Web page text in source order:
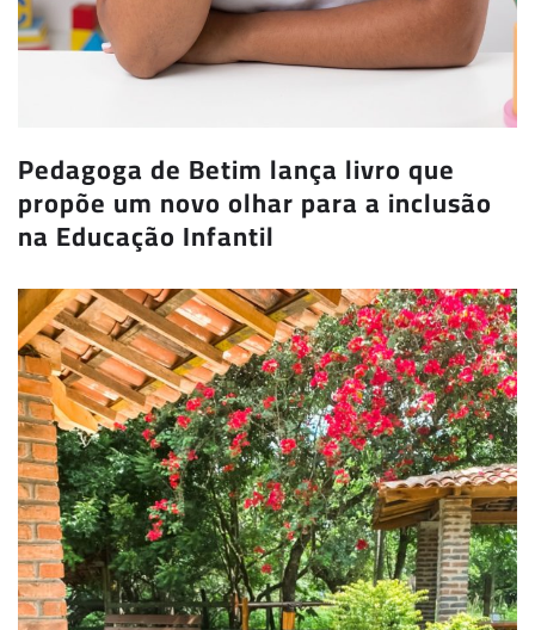
Pedagoga de Betim lança livro que
propõe um novo olhar para a inclusão
na Educação Infantil